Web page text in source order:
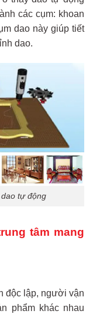
các cụm: khoan
dao này giúp tiết
dao.
tự động
tâm mang
độc lập, người vận
phẩm khác nhau